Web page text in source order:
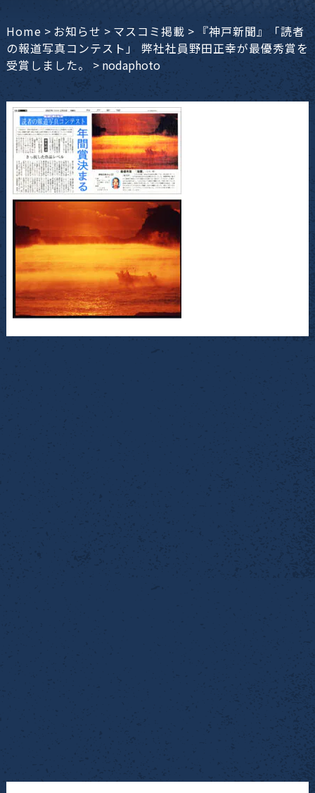
Home > お知らせ > マスコミ掲載 > 『神戸新聞』「読者
の報道写真コンテスト」 弊社社員野田正幸が最優秀賞を
受賞しました。
> nodaphoto